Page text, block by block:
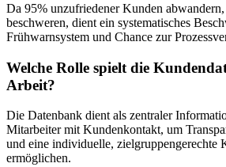
Da 95% unzufriedener Kunden
beschweren, dient ein systematisches
Frühwarnsystem und Chance zur
Welche Rolle spielt die
Arbeit?
Die Datenbank dient als zentraler
Mitarbeiter mit Kundenkontakt, um
und eine individuelle, zielgruppengerechte
ermöglichen.